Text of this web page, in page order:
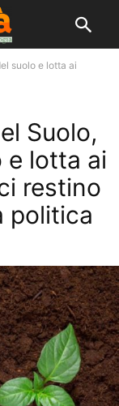
suolo e lotta ai
Suolo,
e lotta ai
restino
politica